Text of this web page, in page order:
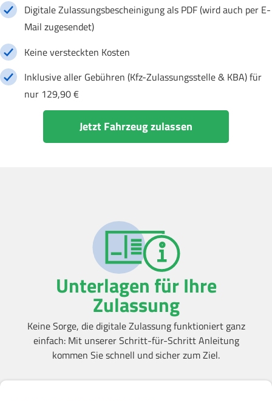
Digitale Zulassungsbescheinigung als PDF (wird auch per E-
Mail zugesendet)
Keine versteckten Kosten
Inklusive aller Gebühren (Kfz-Zulassungsstelle & KBA) für
nur 129,90 €
Jetzt Fahrzeug zulassen
Unterlagen für Ihre
Zulassung
Keine Sorge, die digitale Zulassung funktioniert ganz
einfach: Mit unserer Schritt-für-Schritt Anleitung
kommen Sie schnell und sicher zum Ziel.